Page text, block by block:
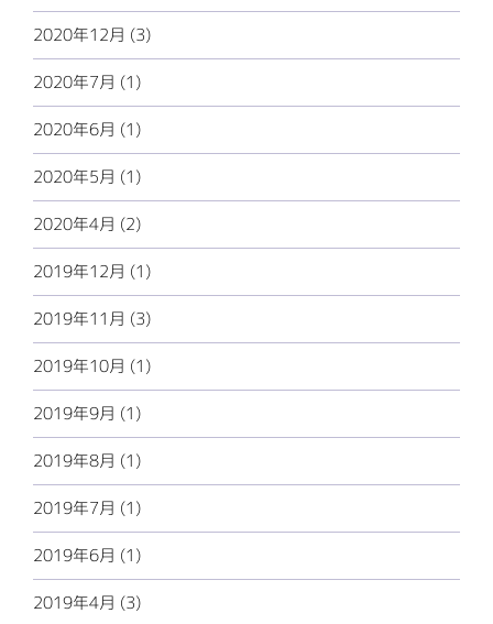
2020年12月 (3)
2020年7月 (1)
2020年6月 (1)
2020年5月 (1)
2020年4月 (2)
2019年12月 (1)
2019年11月 (3)
2019年10月 (1)
2019年9月 (1)
2019年8月 (1)
2019年7月 (1)
2019年6月 (1)
2019年4月 (3)